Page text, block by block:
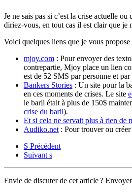
Je ne sais pas si c’est la crise actuelle
diriez-vous, en tout cas il est clair que je
Voici quelques liens que je vous
mjoy.com : Pour envoyer des
contrepartie, Mjoy place un lien
est de 52 SMS par personne et
Bankers Stories : Un site pour la
en ces moments de crises. Le site
le baril était à plus de 150$
crise du baril).
Et si cela ne servait plus à rien de
Audiko.net : Pour trouver ou
S Précédent
Suivant s
Envie de discuter de cet article ?